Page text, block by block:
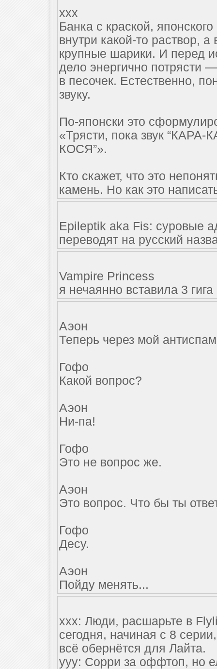
xxx
Банка с краской,
внутри какой-то раствор,
крупные шарики. И перед
дело энергично потрясти
в песочек. Естественно,
звуку.
По-японски это
«Трясти, пока звук “КАРА-
КОСЯ”».
Кто скажет, что это
камень. Но как это
Epileptik aka Fis: суровые
переводят на русский
Vampire Princess
я нечаянно вставила 3
Аэон
Теперь через мой
Гофо
Какой вопрос?
Аэон
Ни-па!
Гофо
Это не вопрос же.
Аэон
Это вопрос. Что бы ты
Гофо
Десу.
Аэон
Пойду менять...
xxx: Люди, расшарьте в
сегодня, начиная с 8
всё обернётся для Лайта.
yyy: Сорри за оффтоп, но